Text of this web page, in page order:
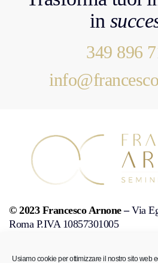
Usiamo cookie per ottimizzare il nostro sito web
in
349 896
© 2023 Francesco Arnone–Via
Roma P.IVA 10857301005